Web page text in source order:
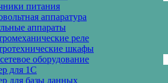
питания
аппаратура
аппараты
реле
шкафы
оборудование
для 1С
для базы данных